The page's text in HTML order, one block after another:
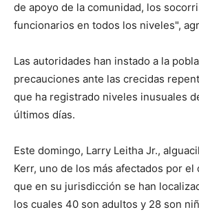
de apoyo de la comunidad, los
funcionarios en todos los niveles",
Las autoridades han instado a la
precauciones ante las crecidas
que ha registrado niveles inusuales
últimos días.
Este domingo, Larry Leitha Jr.,
Kerr, uno de los más afectados por el
que en su jurisdicción se han
los cuales 40 son adultos y 28 son